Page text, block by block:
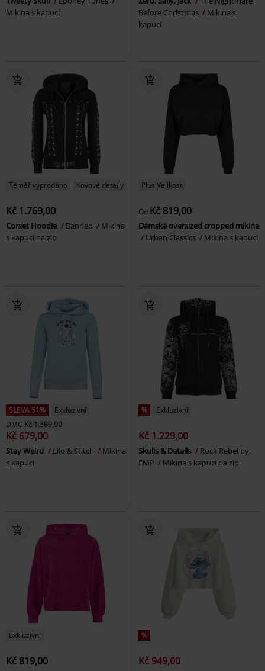
Mikina s kapucí
Before Christmas
Mikina s
kapucí
Téměř vyprodáno Kovové detaily
Kč 1.769,00
Corset Hoodie Banned
Mikina
s kapucí na zip
Plus Velikost
Od Kč 819,00
Dámská oversized cropped mikina
Urban Classics
Mikina s kapucí
SLEVA 51%
Exkluzivní
DMC Kč 1.399,00
Kč 679,00
Stay Weird Lilo & Stitch
Mikina
s kapucí
% Exkluzivní
Kč 1.229,00
Skulls & Details
Rock Rebel by
EMP
Mikina s kapucí na zip
Exkluzivní
Kč 819,00
%
Kč 949,00